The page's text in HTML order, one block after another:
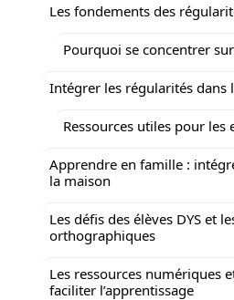
Les fondements des
Pourquoi se concentrer
Intégrer les régularités dans
Ressources utiles pour les
Apprendre en famille :
la maison
Les défis des élèves DYS et
orthographiques
Les ressources numériques
faciliter l’apprentissage